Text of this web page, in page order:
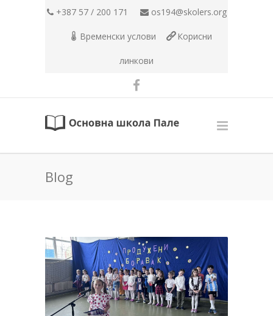
+387 57 / 200 171 os194@skolers.org
Временски услови Корисни
линкови
Blog